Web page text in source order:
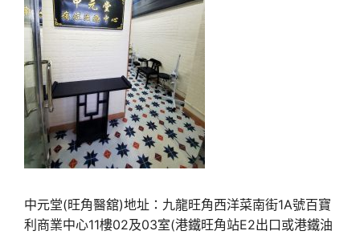
中元堂(旺角醫舘)地址：九龍旺角西洋菜南街1A號百寶
利商業中心11樓02及03室(港鐵旺角站E2出口或港鐵油